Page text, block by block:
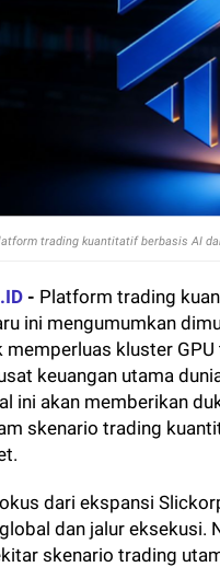
trading kuantitatif berbasis AI
- Platform trading
ini mengumumkan
memperluas kluster
keuangan utama
ini akan memberikan
skenario trading
dari ekspansi
dan jalur
skenario trading